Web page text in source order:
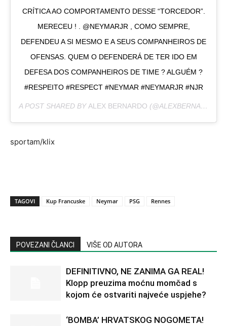
CRÍTICA AO COMPORTAMENTO DESSE “TORCEDOR”.
MERECEU ! . @NEYMARJR , COMO SEMPRE,
DEFENDEU A SI MESMO E A SEUS COMPANHEIROS DE
OFENSAS. QUEM O DEFENDERÁ DE TER IDO EM
DEFESA DOS COMPANHEIROS DE TIME ? ALGUÉM ?
#RESPEITO #RESPECT #NEYMAR #NEYMARJR #NJR
A POST SHARED BY ALEX BERNARDO (@ALEXBERNARDO_) ON
sportam/klix
TAGOVI Kup Francuske Neymar PSG Rennes
POVEZANI ČLANCI VIŠE OD AUTORA
DEFINITIVNO, NE ZANIMA GA REAL!
Klopp preuzima moćnu momčad s
kojom će ostvariti najveće uspjehe?
‘BOMBA’ HRVATSKOG NOGOMETA!